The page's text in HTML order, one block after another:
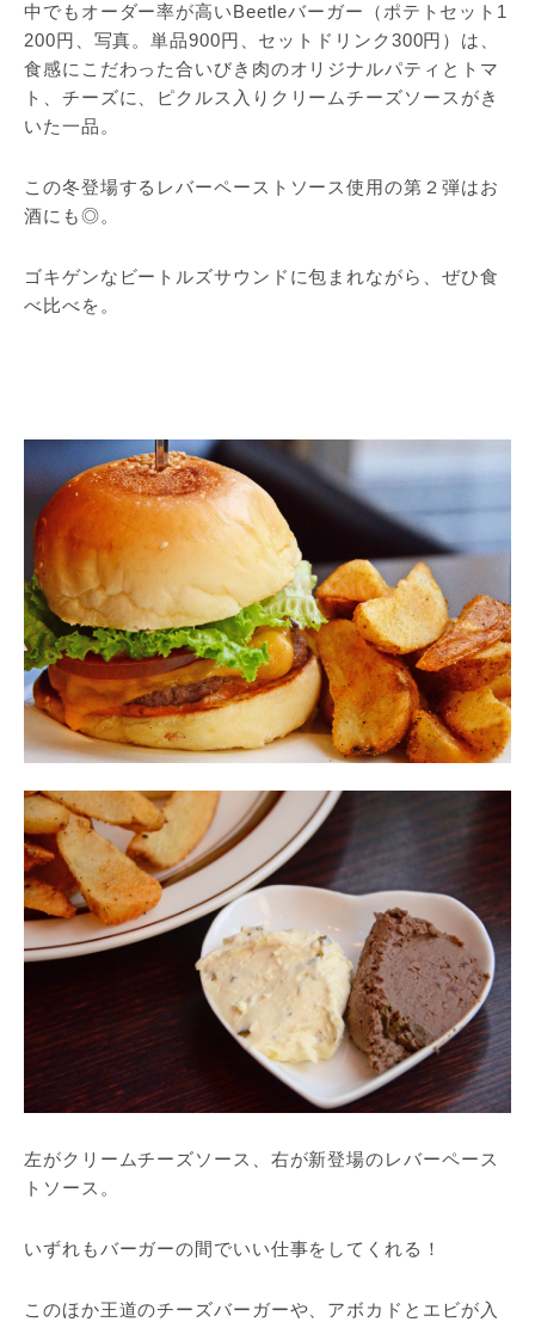
中でもオーダー率が高いBeetleバーガー（ポテトセット1
200円、写真。単品900円、セットドリンク300円）は、
食感にこだわった合いびき肉のオリジナルパティとトマ
ト、チーズに、ピクルス入りクリームチーズソースがき
いた一品。
この冬登場するレバーペーストソース使用の第２弾はお
酒にも◎。
ゴキゲンなビートルズサウンドに包まれながら、ぜひ食
べ比べを。
左がクリームチーズソース、右が新登場のレバーペース
トソース。
いずれもバーガーの間でいい仕事をしてくれる！
このほか王道のチーズバーガーや、アボカドとエビが入